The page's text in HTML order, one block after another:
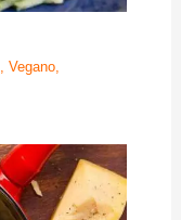
Vegano,